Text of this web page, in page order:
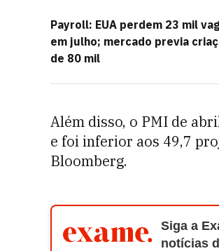
Payroll: EUA perdem 23 mil
em julho; mercado previa
de 80 mil
Além disso, o PMI de
e foi inferior aos 49,7
Bloomberg.
Siga a
notícias